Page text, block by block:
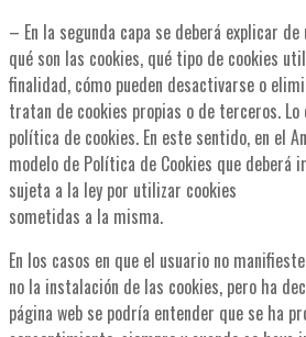
– En la segunda capa se deberá explicar
qué son las cookies, qué tipo de cookies
finalidad, cómo pueden desactivarse o
tratan de cookies propias o de terceros. Lo
política de cookies. En este sentido, en el
modelo de Política de Cookies que deberá
sujeta a la ley por utilizar cookies
sometidas a la misma.
En los casos en que el usuario no
no la instalación de las cookies, pero ha
página web se podría entender que se ha